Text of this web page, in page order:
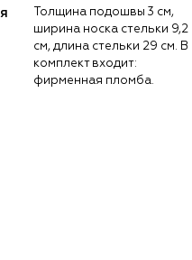
ширина носка стельки 9,2
см, длина стельки 29 см. В
комплект входит:
фирменная пломба.